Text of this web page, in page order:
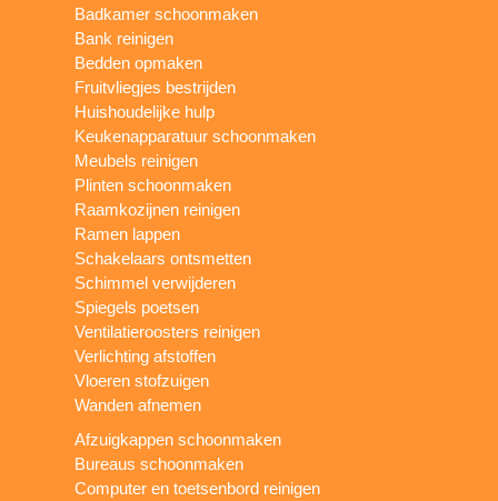
Badkamer schoonmaken
Bank reinigen
Bedden opmaken
Fruitvliegjes bestrijden
Huishoudelijke hulp
Keukenapparatuur schoonmaken
Meubels reinigen
Plinten schoonmaken
Raamkozijnen reinigen
Ramen lappen
Schakelaars ontsmetten
Schimmel verwijderen
Spiegels poetsen
Ventilatieroosters reinigen
Verlichting afstoffen
Vloeren stofzuigen
Wanden afnemen
Afzuigkappen schoonmaken
Bureaus schoonmaken
Computer en toetsenbord reinigen